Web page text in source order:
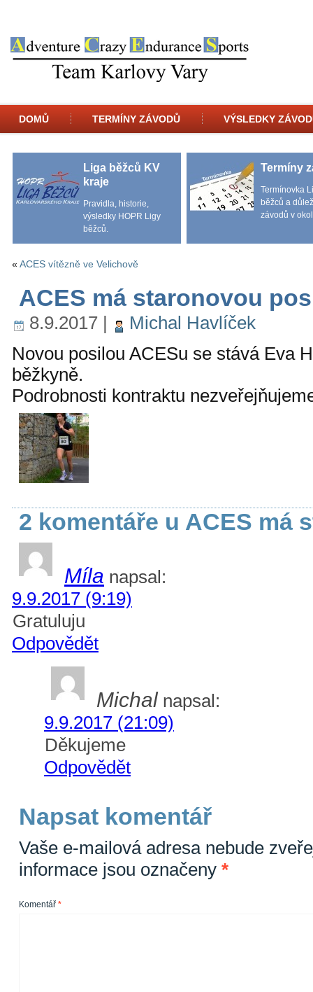
DOMŮ TERMÍNY ZÁVODŮ VÝSLEDKY
Liga běžců KV
kraje
Pravidla, historie,
výsledky HOPR Ligy
běžců.
Termíny
Termínovka
běžců a
závodů v
« ACES vítězně ve Velichově
ACES má staronovou
8.9.2017 |
Michal Havlíček
Novou posilou ACESu se stává Eva
běžkyně.
Podrobnosti kontraktu
2 komentáře u ACES má
Míla napsal:
9.9.2017 (9:19)
Gratuluju
Odpovědět
Michal napsal:
9.9.2017 (21:09)
Děkujeme
Odpovědět
Napsat komentář
Vaše e-mailová adresa nebude
informace jsou označeny *
Komentář *